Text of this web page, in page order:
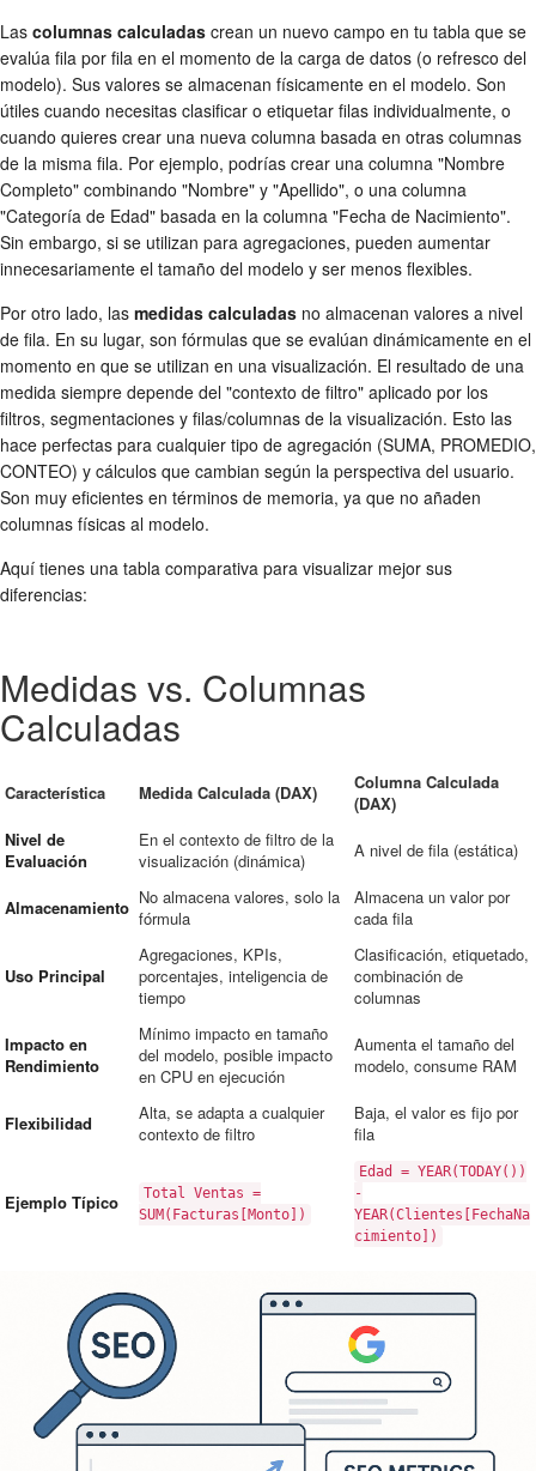
Las columnas calculadas crean un nuevo campo en tu tabla que se
evalúa fila por fila en el momento de la carga de datos (o refresco del
modelo). Sus valores se almacenan físicamente en el modelo. Son
útiles cuando necesitas clasificar o etiquetar filas individualmente, o
cuando quieres crear una nueva columna basada en otras columnas
de la misma fila. Por ejemplo, podrías crear una columna "Nombre
Completo" combinando "Nombre" y "Apellido", o una columna
"Categoría de Edad" basada en la columna "Fecha de Nacimiento".
Sin embargo, si se utilizan para agregaciones, pueden aumentar
innecesariamente el tamaño del modelo y ser menos flexibles.
Por otro lado, las medidas calculadas no almacenan valores a nivel
de fila. En su lugar, son fórmulas que se evalúan dinámicamente en el
momento en que se utilizan en una visualización. El resultado de una
medida siempre depende del "contexto de filtro" aplicado por los
filtros, segmentaciones y filas/columnas de la visualización. Esto las
hace perfectas para cualquier tipo de agregación (SUMA, PROMEDIO,
CONTEO) y cálculos que cambian según la perspectiva del usuario.
Son muy eficientes en términos de memoria, ya que no añaden
columnas físicas al modelo.
Aquí tienes una tabla comparativa para visualizar mejor sus
diferencias:
Medidas vs. Columnas
Calculadas
Característica Medida Calculada (DAX)
Columna Calculada
(DAX)
Nivel de
Evaluación
En el contexto de filtro de la
visualización (dinámica)
A nivel de fila (estática)
Almacenamiento No almacena valores, solo la
fórmula
Almacena un valor por
cada fila
Uso Principal
Agregaciones, KPIs,
porcentajes, inteligencia de
tiempo
Clasificación, etiquetado,
combinación de
columnas
Impacto en
Rendimiento
Mínimo impacto en tamaño
del modelo, posible impacto
en CPU en ejecución
Aumenta el tamaño del
modelo, consume RAM
Flexibilidad
Alta, se adapta a cualquier
contexto de filtro
Baja, el valor es fijo por
fila
Ejemplo Típico
Total Ventas =
SUM(Facturas[Monto])
Edad = YEAR(TODAY())
-
YEAR(Clientes[FechaNa
cimiento])